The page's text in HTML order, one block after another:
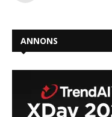
ANNONS